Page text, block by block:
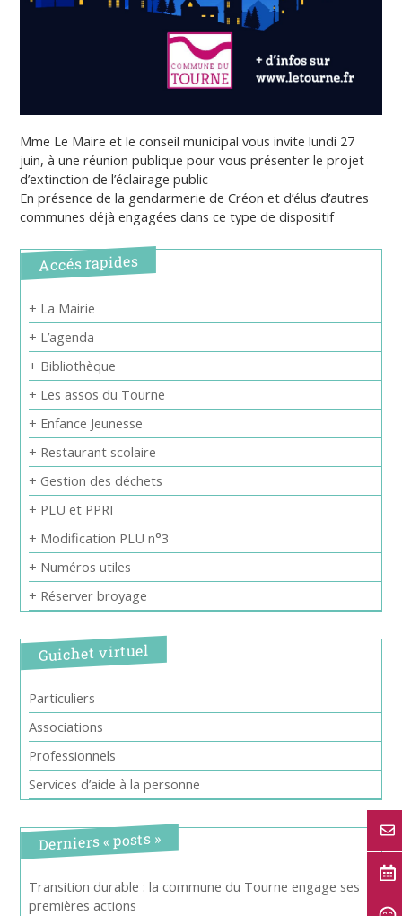
Mme Le Maire et le conseil municipal vous invite lundi 27
juin, à une réunion publique pour vous présenter le projet
d’extinction de l’éclairage public
En présence de la gendarmerie de Créon et d’élus d’autres
communes déjà engagées dans ce type de dispositif
Accés rapides
+ La Mairie
+ L’agenda
+ Bibliothèque
+ Les assos du Tourne
+ Enfance Jeunesse
+ Restaurant scolaire
+ Gestion des déchets
+ PLU et PPRI
+ Modification PLU n°3
+ Numéros utiles
+ Réserver broyage
Guichet virtuel
Particuliers
Associations
Professionnels
Services d’aide à la personne
Derniers « posts »
Transition durable : la commune du Tourne engage ses
premières actions